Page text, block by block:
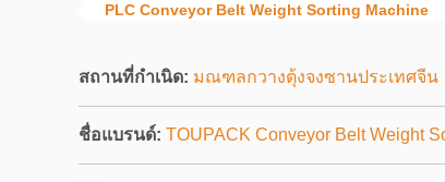
PLC Conveyor Belt Weight Sorting Machine
สถานที่กำเนิด: มณฑลกวางตุ้งจงซานประเทศจีน
ชื่อแบรนด์: TOUPACK Conveyor Belt Weight